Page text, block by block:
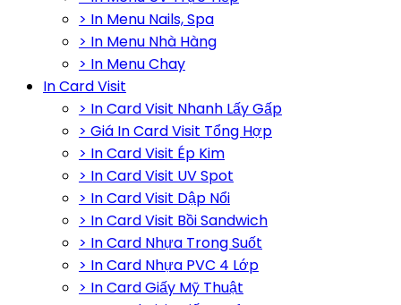
> In Menu Nails, Spa
> In Menu Nhà Hàng
> In Menu Chay
In Card Visit
> In Card Visit Nhanh Lấy Gấp
> Giá In Card Visit Tổng Hợp
> In Card Visit Ép Kim
> In Card Visit UV Spot
> In Card Visit Dập Nổi
> In Card Visit Bồi Sandwich
> In Card Nhựa Trong Suốt
> In Card Nhựa PVC 4 Lớp
> In Card Giấy Mỹ Thuật